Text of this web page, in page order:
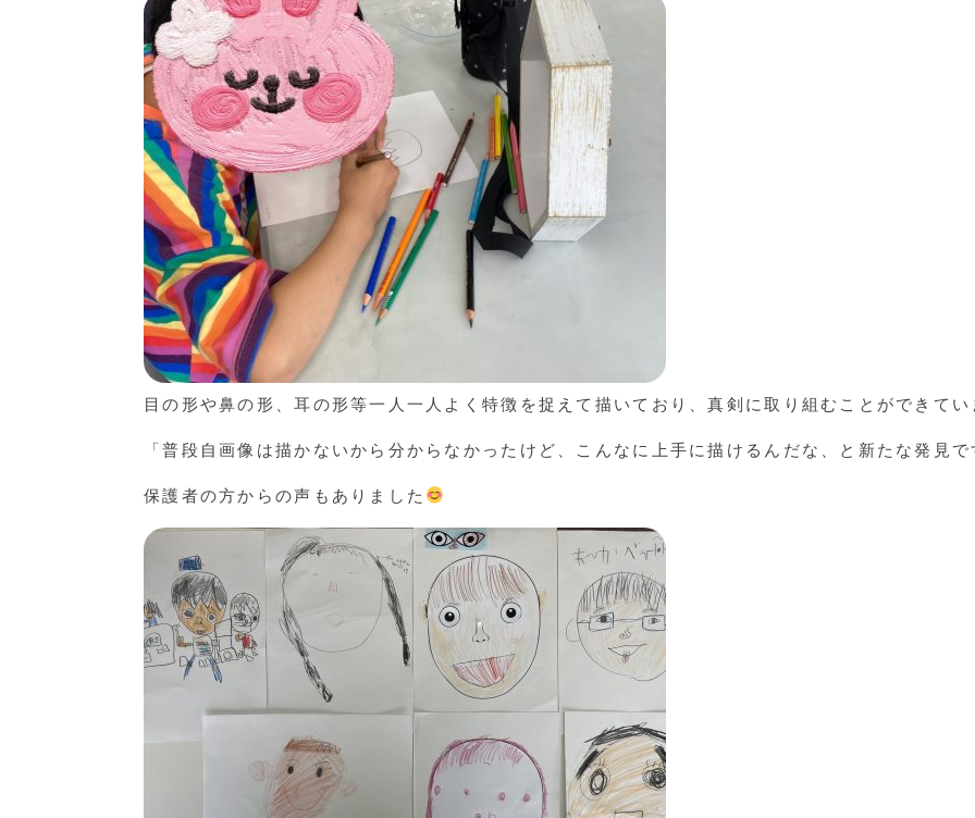
目の形や鼻の形、耳の形等一人一人よく特徴を捉えて描いており、真剣に取り組むことができてい
「普段自画像は描かないから分からなかったけど、こんなに上手に描けるんだな、と新たな発見で
保護者の方からの声もありました